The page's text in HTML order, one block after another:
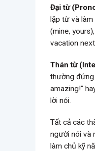
Đại từ
lặp từ và làm
(mine,
vacation
Thán từ
thường đứng
amazing!”
lời nói.
Tất cả các
người nói và
làm chủ kỹ